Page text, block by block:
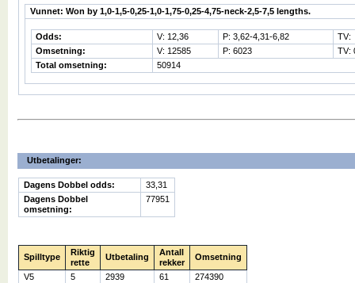
Vunnet: Won by 1,0-1,5-0,25-1,0-1,75-0,25-4,75-neck-2,5-7,5 lengths.
Odds: V: 12,36 P: 3,62-4,31-6,82
TV:
Omsetning:
V: 12585 P: 6023
TV:
Total omsetning:
50914
Utbetalinger:
Dagens Dobbel odds:
33,31
Dagens Dobbel
omsetning:
77951
Spilltype
Riktig
rette
Utbetaling
Antall
rekker
Omsetning
V5 5 2939 61
274390